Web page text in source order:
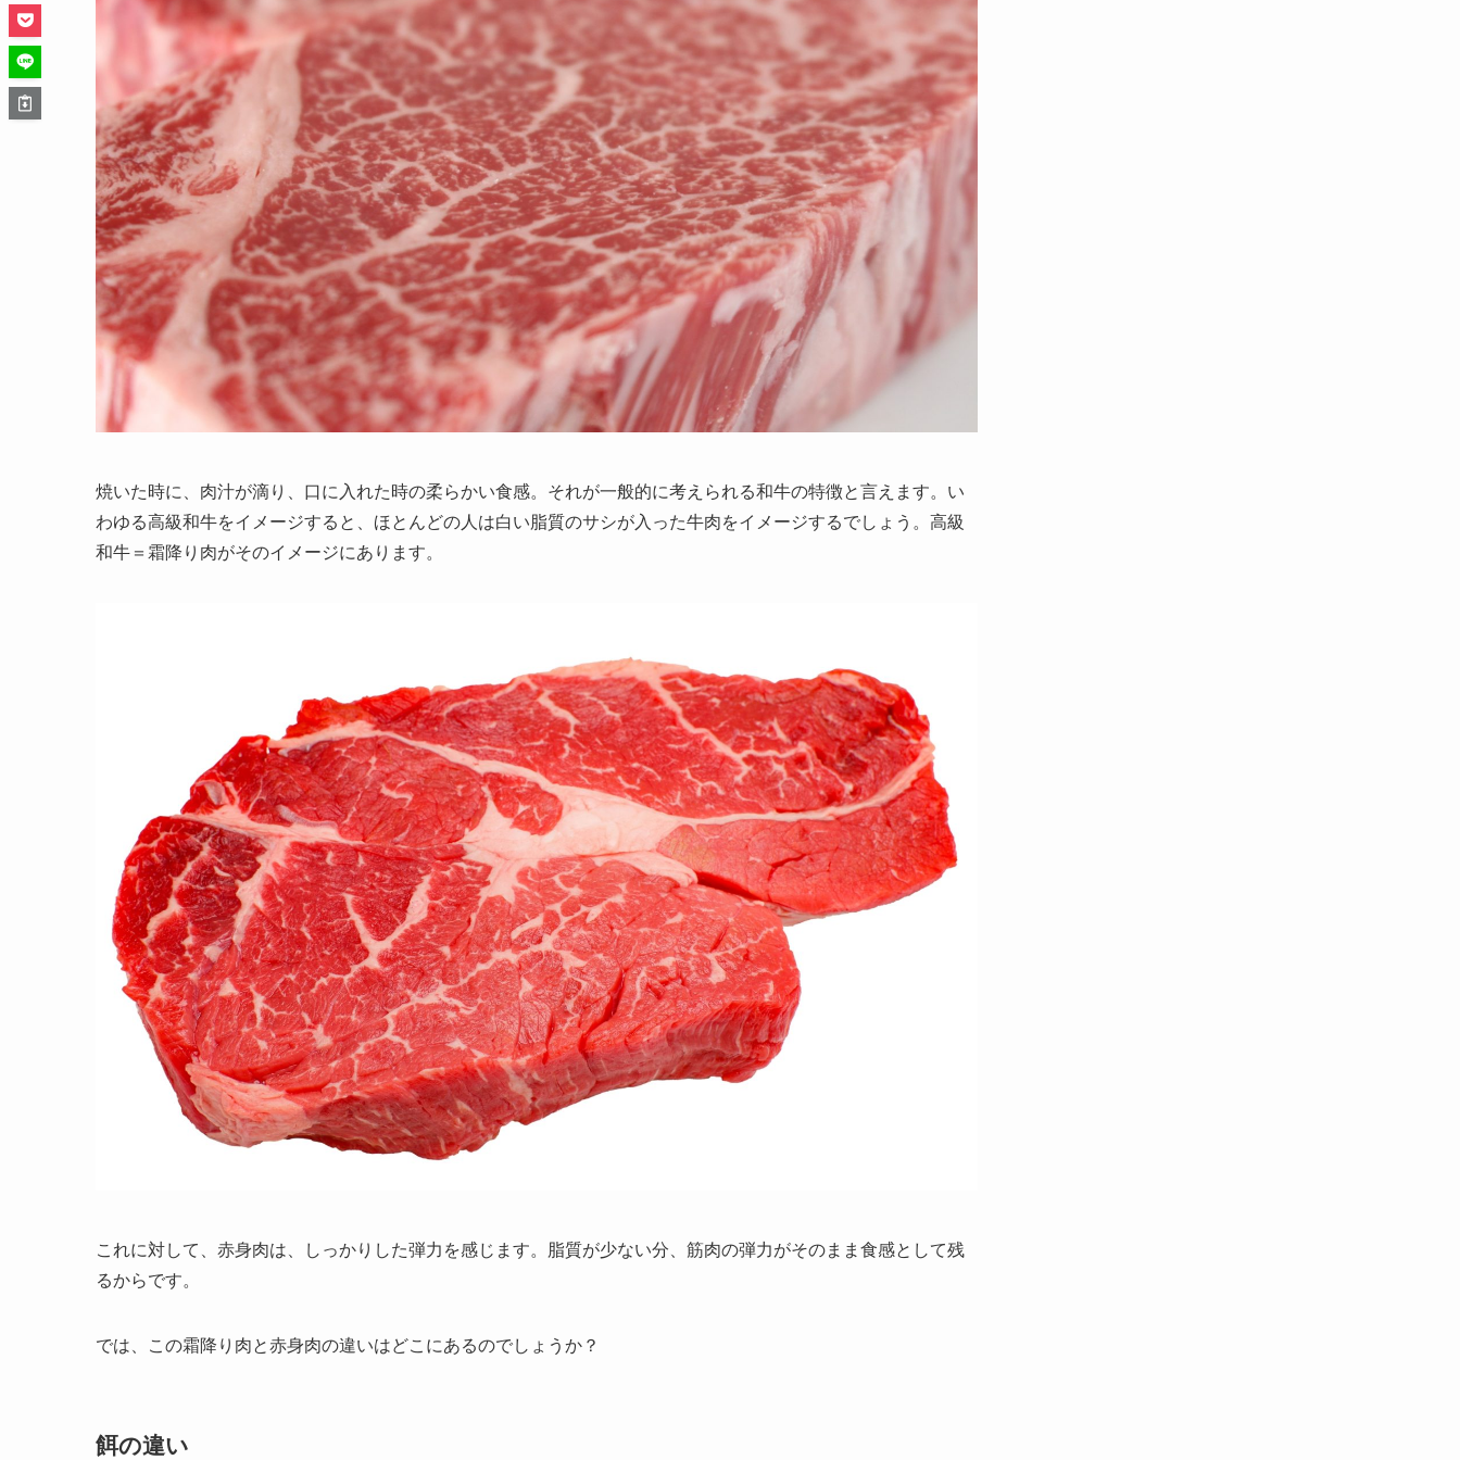
焼いた時に、肉汁が滴り、口に入れた時の柔らかい食感。それが一般的に考えられる和牛の特徴と言えます。い
わゆる高級和牛をイメージすると、ほとんどの人は白い脂質のサシが入った牛肉をイメージするでしょう。高級
和牛＝霜降り肉がそのイメージにあります。
これに対して、赤身肉は、しっかりした弾力を感じます。脂質が少ない分、筋肉の弾力がそのまま食感として残
るからです。
では、この霜降り肉と赤身肉の違いはどこにあるのでしょうか？
餌の違い